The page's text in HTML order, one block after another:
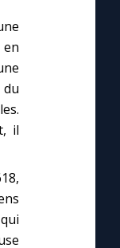
du
il